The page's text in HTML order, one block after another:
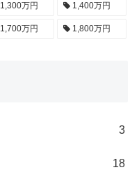
1,300万円 1,400万円
1,700万円 1,800万円
3
18